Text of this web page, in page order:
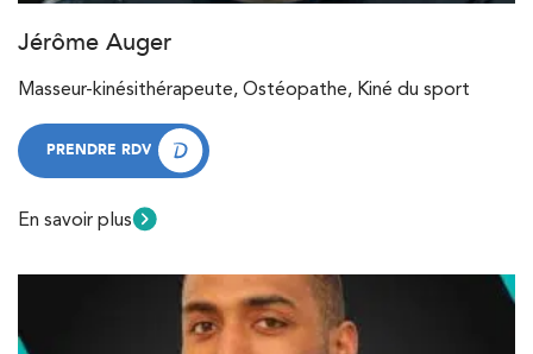
Jérôme Auger
Masseur-kinésithérapeute, Ostéopathe, Kiné du sport
PRENDRE RDV
En savoir plus
8 Rue de Paris 92190 Meudon
8 Rue de Paris 92190 Meudon
01 40 95 01 09
PRENDRE RDV
Kinésithérapie